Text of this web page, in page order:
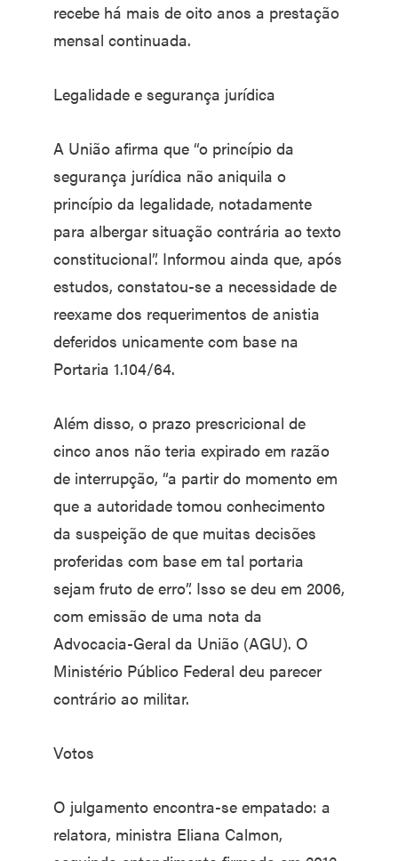
recebe há mais de oito anos a prestação
mensal continuada.
Legalidade e segurança jurídica
A União afirma que “o princípio da
segurança jurídica não aniquila o
princípio da legalidade, notadamente
para albergar situação contrária ao texto
constitucional”. Informou ainda que, após
estudos, constatou-se a necessidade de
reexame dos requerimentos de anistia
deferidos unicamente com base na
Portaria 1.104/64.
Além disso, o prazo prescricional de
cinco anos não teria expirado em razão
de interrupção, “a partir do momento em
que a autoridade tomou conhecimento
da suspeição de que muitas decisões
proferidas com base em tal portaria
sejam fruto de erro”. Isso se deu em 2006,
com emissão de uma nota da
Advocacia-Geral da União (AGU). O
Ministério Público Federal deu parecer
contrário ao militar.
Votos
O julgamento encontra-se empatado: a
relatora, ministra Eliana Calmon,